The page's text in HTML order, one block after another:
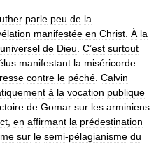
parle peu de la
manifestée en Christ À la
universel de Dieu C’est surtout
manifestant la miséricorde
contre le péché Calvin
à la vocation publique
de Gomar sur les arminiens
en affirmant la prédestination
sur le semi-pélagianisme du